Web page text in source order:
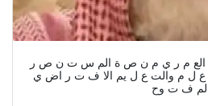
الع م ر ي م ن ص ة الم س ت ن ص ر
ل م والت ع ل يم الا ف ت ر اض ي
ف ت وح